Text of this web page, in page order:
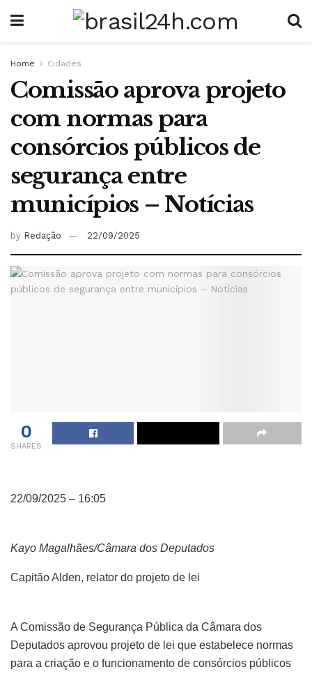
Home Cidades
Comissão aprova projeto
com normas para
consórcios públicos de
segurança entre
municípios – Notícias
by Redação 22/09/2025
0
SHARES
22/09/2025 – 16:05
Kayo Magalhães/Câmara dos Deputados
Capitão Alden, relator do projeto de lei
A Comissão de Segurança Pública da Câmara dos
Deputados aprovou projeto de lei que estabelece normas
para a criação e o funcionamento de consórcios públicos